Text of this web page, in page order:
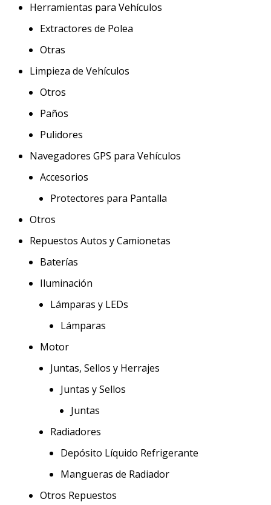
Herramientas para Vehículos
Extractores de Polea
Otras
Limpieza de Vehículos
Otros
Paños
Pulidores
Navegadores GPS para Vehículos
Accesorios
Protectores para Pantalla
Otros
Repuestos Autos y Camionetas
Baterías
Iluminación
Lámparas y LEDs
Lámparas
Motor
Juntas, Sellos y Herrajes
Juntas y Sellos
Juntas
Radiadores
Depósito Líquido Refrigerante
Mangueras de Radiador
Otros Repuestos